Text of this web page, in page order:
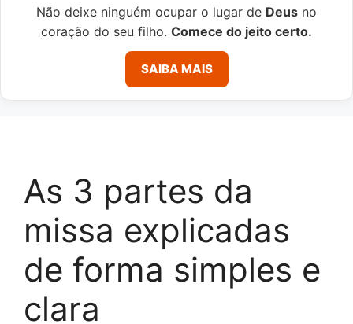
Não deixe ninguém ocupar o lugar de Deus no
coração do seu filho. Comece do jeito certo.
SAIBA MAIS
As 3 partes da
missa explicadas
de forma simples e
clara